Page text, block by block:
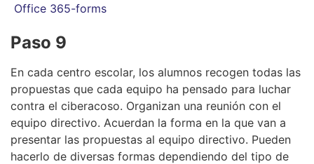
Office 365-forms
Paso 9
En cada centro escolar, los alumnos recogen todas las
propuestas que cada equipo ha pensado para luchar
contra el ciberacoso. Organizan una reunión con el
equipo directivo. Acuerdan la forma en la que van a
presentar las propuestas al equipo directivo. Pueden
hacerlo de diversas formas dependiendo del tipo de